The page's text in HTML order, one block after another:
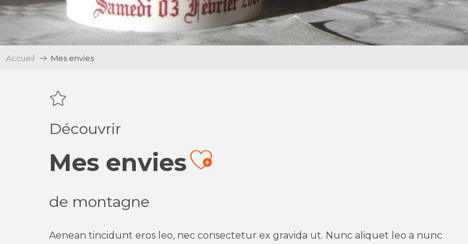
Accueil Mes envies
Découvrir
Mes enviesAjouter aux favoris
de montagne
Aenean tincidunt eros leo, nec consectetur ex gravida ut. Nunc aliquet leo a nunc